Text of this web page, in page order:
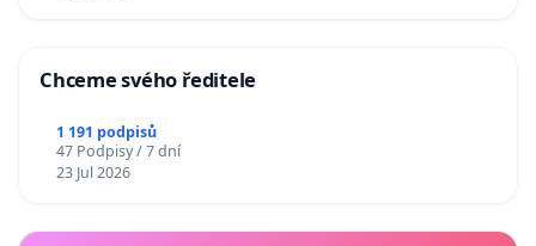
Chceme svého ředitele
1 191 podpisů
47 Podpisy / 7 dní
23 Jul 2026